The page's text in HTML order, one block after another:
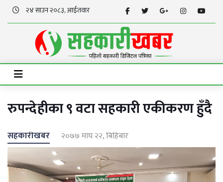
२४ साउन २०८३, आईतवार
रुपन्देहीका ९ वटा सहकारी एकीकरण हुँदै
सहकारीखबर २०७७ माघ २२, बिहिबार